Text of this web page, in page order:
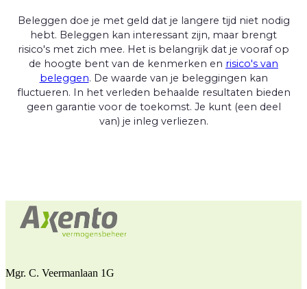
Beleggen doe je met geld dat je langere tijd niet nodig
hebt. Beleggen kan interessant zijn, maar brengt
risico's met zich mee. Het is belangrijk dat je vooraf op
de hoogte bent van de kenmerken en risico's van
beleggen. De waarde van je beleggingen kan
fluctueren. In het verleden behaalde resultaten bieden
geen garantie voor de toekomst. Je kunt (een deel
van) je inleg verliezen.
Mgr. C. Veermanlaan 1G